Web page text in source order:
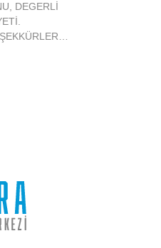
DEGERLİ